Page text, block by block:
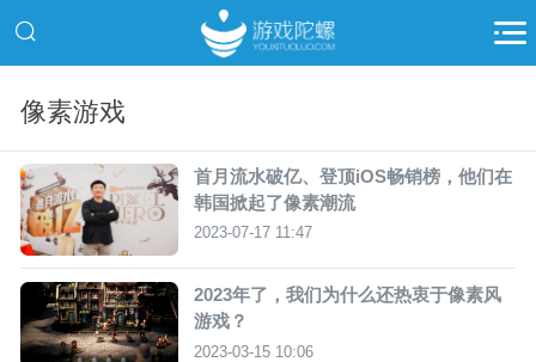
像素游戏
首月流水破亿、登顶iOS畅销榜，他们在
韩国掀起了像素潮流
2023-07-17 11:47
2023年了，我们为什么还热衷于像素风
游戏？
2023-03-15 10:06